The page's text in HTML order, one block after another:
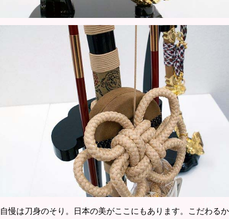
自慢は刀身のそり。日本の美がここにもあります。こだわるか